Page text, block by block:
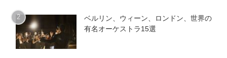
ベルリン、ウィーン、ロンドン、世界の
有名オーケストラ15選